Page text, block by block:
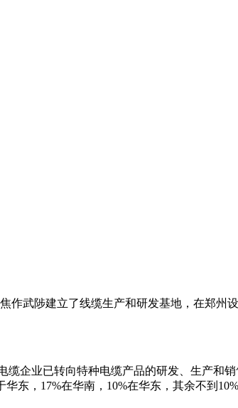
武陟建立了线缆生产和研发基地，在郑州
企业已转向特种电缆产品的研发、生产和
东，17%在华南，10%在华东，其余不到